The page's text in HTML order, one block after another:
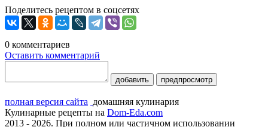
Поделитесь рецептом в соцсетях
0 комментариев
Оставить комментарий
добавить предпросмотр
полная версия сайта домашняя кулинария
Кулинарные рецепты на Dom-Eda.com
2013 - 2026. При полном или частичном использовании